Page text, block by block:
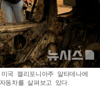
국 캘리포니아주 알타데나에
동차를 살펴보고 있다.